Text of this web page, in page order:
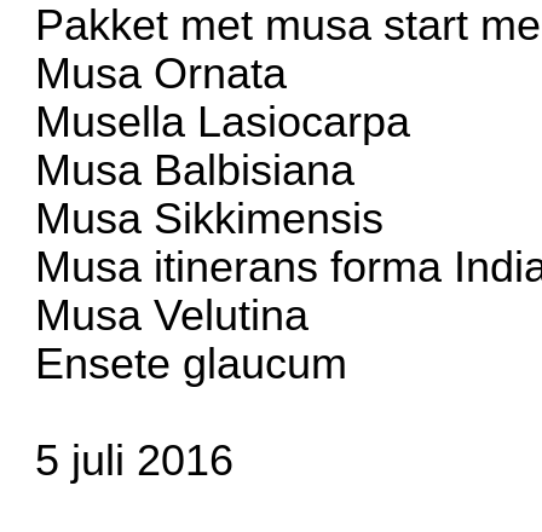
Pakket met musa start
Musa Ornata
Musella Lasiocarpa
Musa Balbisiana
Musa Sikkimensis
Musa itinerans forma
Musa Velutina
Ensete glaucum
5 juli 2016